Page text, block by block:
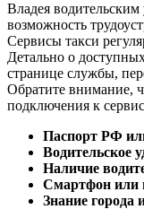
Владея водительским
возможность
Сервисы такси
Детально о
странице службы,
Обратите внимание,
подключения к
Паспорт РФ
Водительское
Наличие
Смартфон или
Знание города